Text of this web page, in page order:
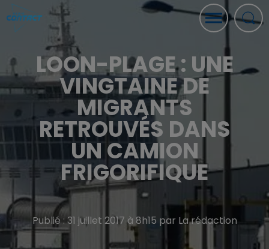
LOON-PLAGE : UNE
VINGTAINE DE
MIGRANTS
RETROUVÉS DANS
UN CAMION
FRIGORIFIQUE
Publié : 31 juillet 2017 à 8h15 par La rédaction